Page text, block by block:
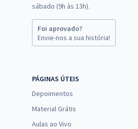
sábado (9h às 13h).
Foi aprovado?
Envie-nos a sua história!
PÁGINAS ÚTEIS
Depoimentos
Material Grátis
Aulas ao Vivo